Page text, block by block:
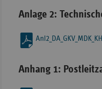
Anlage 2:
Anhang 1: